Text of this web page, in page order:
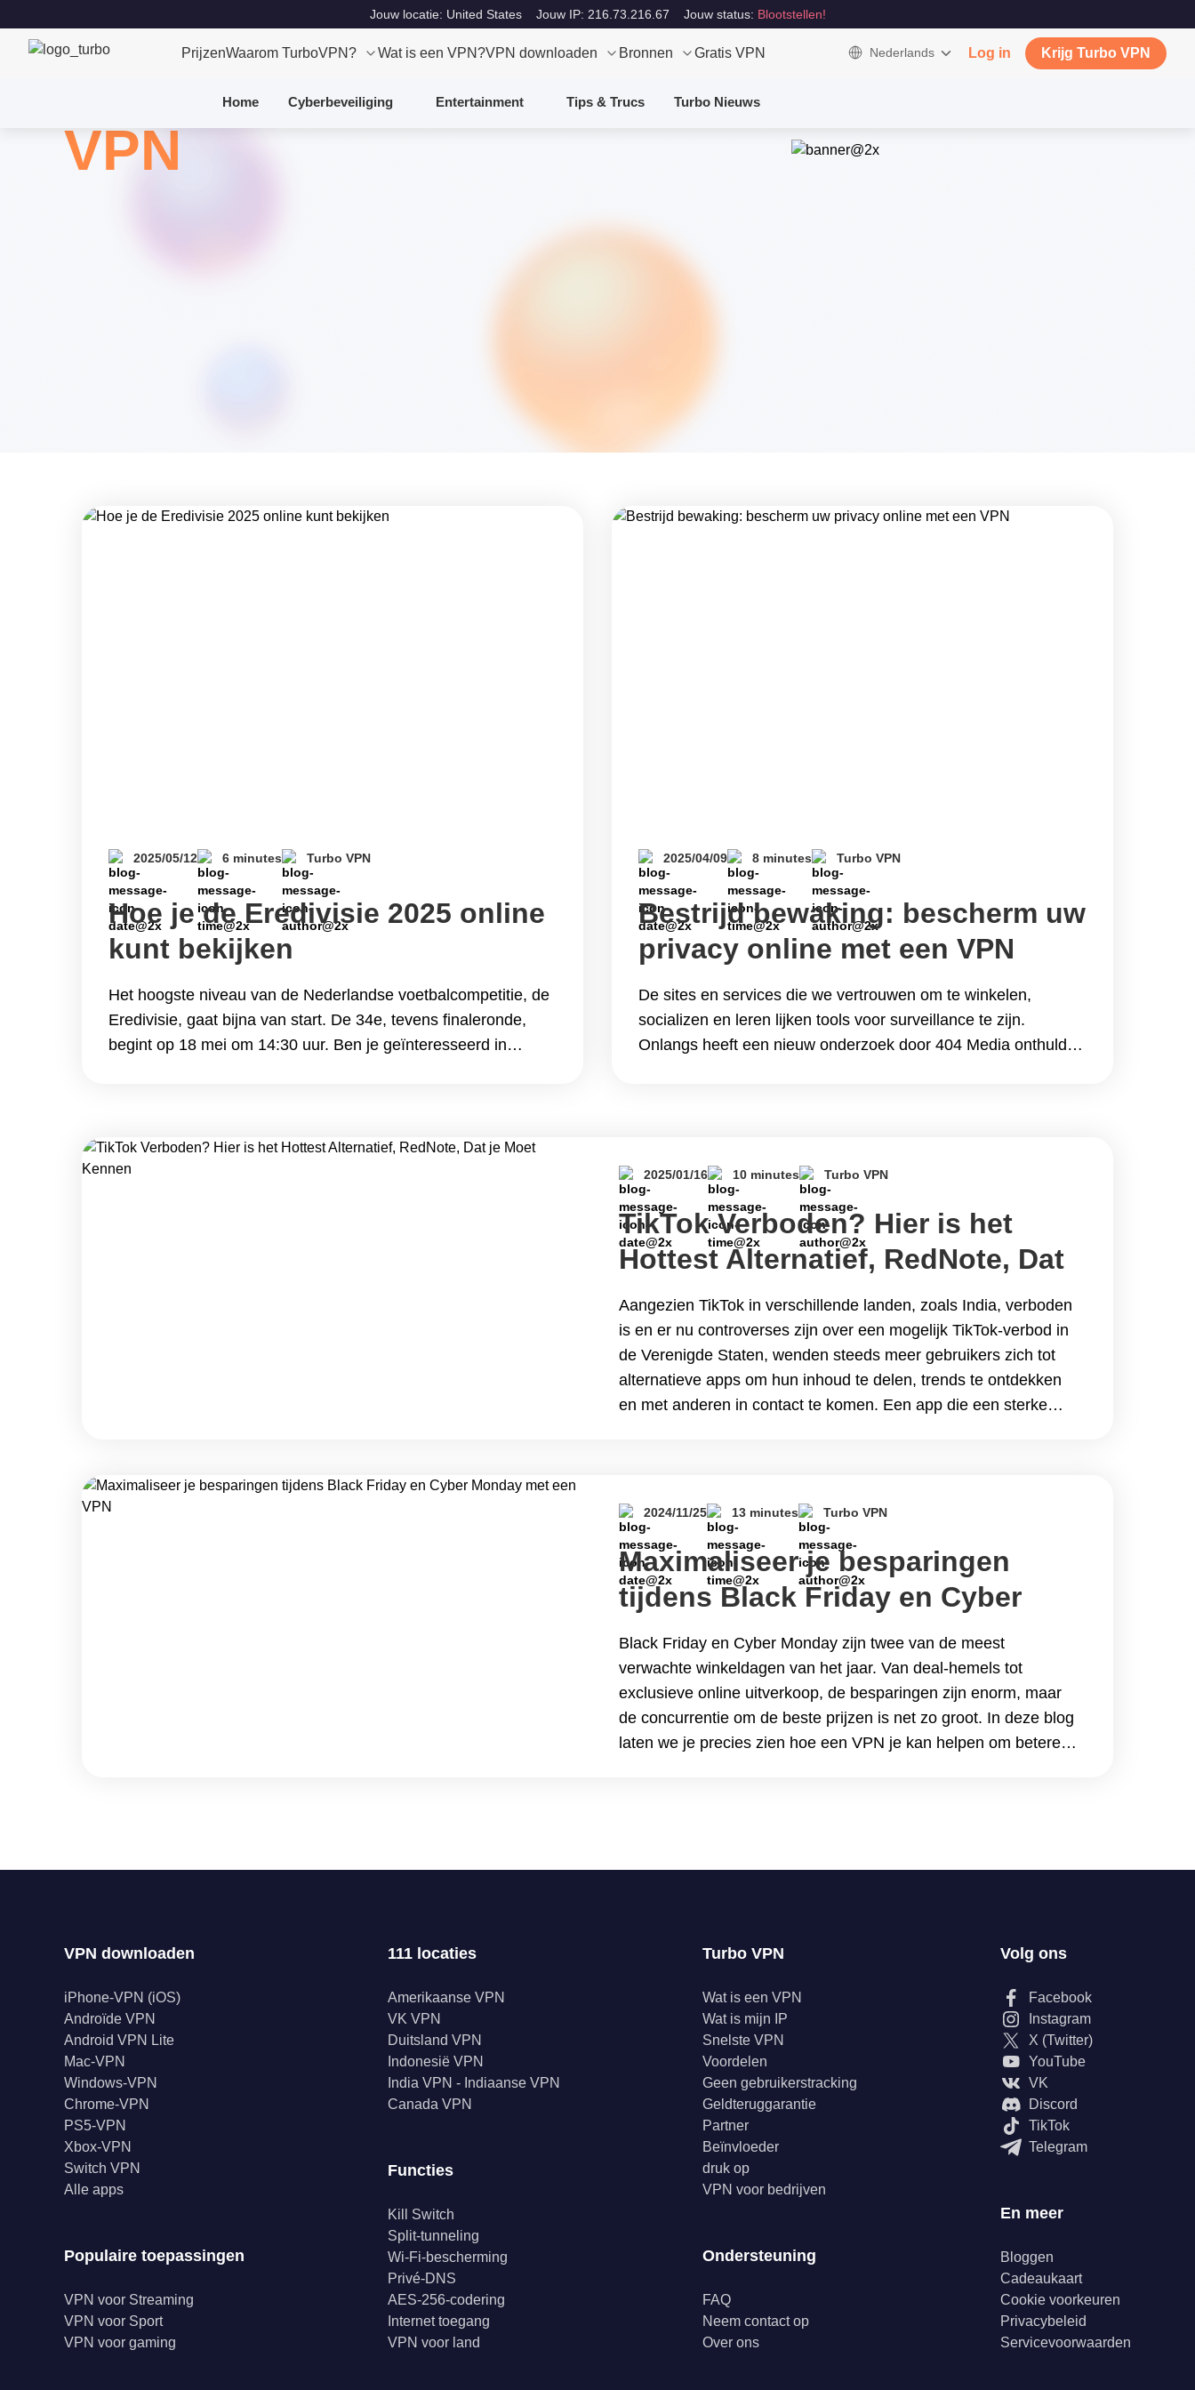
Jouw locatie: United States Jouw IP: 216.73.216.67 Jouw status: Blootstellen!
PrijzenWaarom TurboVPN? Wat is een VPN?VPN downloaden Bronnen Gratis VPN Nederlands Log in Krijg Turbo VPN
Home Cyberbeveiliging Entertainment Tips & Trucs Turbo Nieuws
VPN
2025/05/12 6 minutes Turbo VPN
Hoe je de Eredivisie 2025 online
kunt bekijken
Het hoogste niveau van de Nederlandse voetbalcompetitie, de
Eredivisie, gaat bijna van start. De 34e, tevens finaleronde,
begint op 18 mei om 14:30 uur. Ben je geïnteresseerd in
Nederlandse&hellip; Continue reading Hoe je de Eredivisie
2025 online kunt bekijken
2025/04/09 8 minutes Turbo VPN
Bestrijd bewaking: bescherm uw
privacy online met een VPN
De sites en services die we vertrouwen om te winkelen,
socializen en leren lijken tools voor surveillance te zijn.
Onlangs heeft een nieuw onderzoek door 404 Media onthuld
overheidsinstanties zoals Immigration and&hellip; Continue
reading Bestrijd bewaking: bescherm uw privacy online met
een VPN
2025/01/16 10 minutes Turbo VPN
TikTok Verboden? Hier is het
Hottest Alternatief, RedNote, Dat
je Moet Kennen
Aangezien TikTok in verschillende landen, zoals India, verboden
is en er nu controverses zijn over een mogelijk TikTok-verbod in
de Verenigde Staten, wenden steeds meer gebruikers zich tot
alternatieve apps om hun inhoud te delen, trends te ontdekken
en met anderen in contact te komen. Een app die een sterke
2024/11/25 13 minutes Turbo VPN
Maximaliseer je besparingen
tijdens Black Friday en Cyber
Monday met een VPN
Black Friday en Cyber Monday zijn twee van de meest
verwachte winkeldagen van het jaar. Van deal-hemels tot
exclusieve online uitverkoop, de besparingen zijn enorm, maar
de concurrentie om de beste prijzen is net zo groot. In deze blog
laten we je precies zien hoe een VPN je kan helpen om betere
VPN downloaden
iPhone-VPN (iOS)
Androïde VPN
Android VPN Lite
Mac-VPN
Windows-VPN
Chrome-VPN
PS5-VPN
Xbox-VPN
Switch VPN
Alle apps
Populaire toepassingen
VPN voor Streaming
VPN voor Sport
VPN voor gaming
111 locaties
Amerikaanse VPN
VK VPN
Duitsland VPN
Indonesië VPN
India VPN - Indiaanse VPN
Canada VPN
Functies
Kill Switch
Split-tunneling
Wi-Fi-bescherming
Privé-DNS
AES-256-codering
Internet toegang
VPN voor land
Turbo VPN
Wat is een VPN
Wat is mijn IP
Snelste VPN
Voordelen
Geen gebruikerstracking
Geldteruggarantie
Partner
Beïnvloeder
druk op
VPN voor bedrijven
Ondersteuning
FAQ
Neem contact op
Over ons
Volg ons
Facebook
Instagram
X (Twitter)
YouTube
VK
Discord
TikTok
Telegram
En meer
Bloggen
Cadeaukaart
Cookie voorkeuren
Privacybeleid
Servicevoorwaarden